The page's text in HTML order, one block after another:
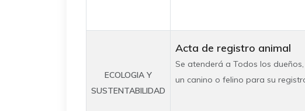
ECOLOGIA Y
SUSTENTABILIDAD
Acta de registro animal
Se atenderá a Todos los
un canino o felino para su